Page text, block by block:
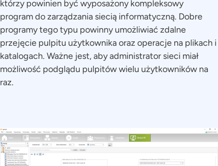
którzy powinien być wyposażony kompleksowy
program do zarządzania siecią informatyczną. Dobre
programy tego typu powinny umożliwiać zdalne
przejęcie pulpitu użytkownika oraz operacje na plikach i
katalogach. Ważne jest, aby administrator sieci miał
możliwość podglądu pulpitów wielu użytkowników na
raz.